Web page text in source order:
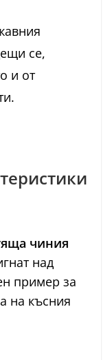
се,
и от
чиния
над
пример за
на късния